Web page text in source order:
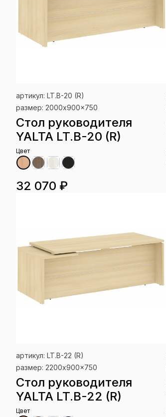
артикул: LT.B-20 (R)
размер: 2000x900x750
Стол руководителя
YALTA LT.B-20 (R)
Цвет
32 070 ₽
артикул: LT.B-22 (R)
размер: 2200x900x750
Стол руководителя
YALTA LT.B-22 (R)
Цвет